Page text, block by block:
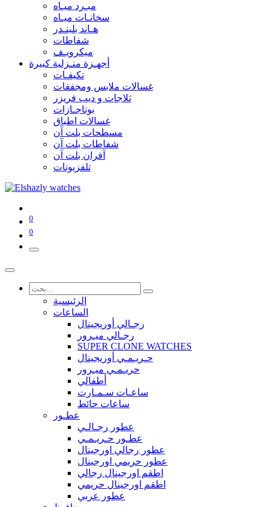
مبـرد ميـاه
سخانـات ميـاه
هـاند بلينـدر
شفاطات
ميكرويـف
أجهـزة منـزلية كبيرة
تكيفـات
غسالات ملابس ومجففات
ثلاجات و ديب فريزر
بوتاجـازات
غسالات اطباق
مسطحات بلت آن
شفاطات بلت آن
آفران بلت آن
تلفزيونات
0
0
الرئيسية
الساعات
رجـالي أوريجينال
رجـالي ميـرور
SUPER CLONE WATCHES
حـريـمـي أوريجينال
حريـمـي ميـرور
أطفالي
ساعـات سـمـارت
ساعات حائط
عطـور
عطور رجـالـي
عطـور حـريـمـي
عطور رجالي اورجينال
عطور حريمي اورجينال
اطقم اورجينال رجالي
اطقم اورجينال حريمي
عطور عربي